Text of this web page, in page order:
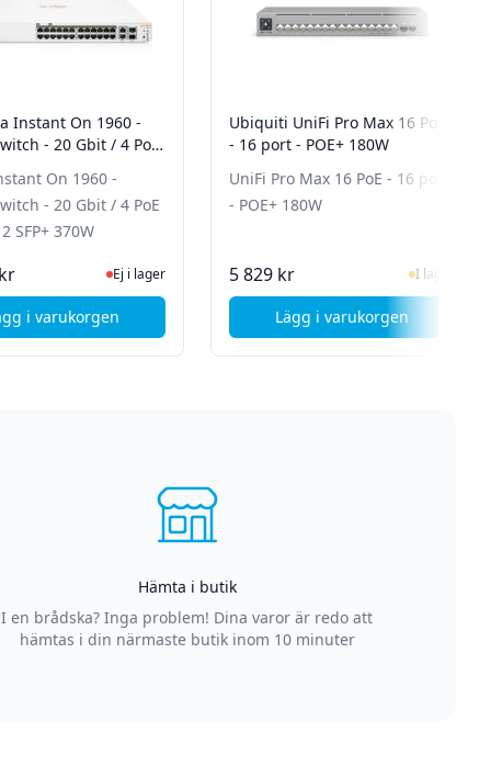
- Gigabit Ethernet
Instant On 1960 -
- 20 Gbit / 4 PoE
On 1960 -
- 20 Gbit / 4 PoE
SFP+ 370W
Ej i lager, besök produktsidan för senaste status
Ej i lager
i varukorgen
, HP Aruba Instant On 1960 - 24port switch - 20 Gbit / 4 PoE
Ubiquiti UniFi Pro Max 16 PoE
- 16 port - POE+ 180W
UniFi Pro Max 16 PoE - 16 port
- POE+ 180W
5 829 kr I lager
Lägg i varukorgen, Ubiquiti UniFi Pro
Hämta i butik
I en brådska? Inga problem! Dina varor är redo att
hämtas i din närmaste butik inom 10 minuter